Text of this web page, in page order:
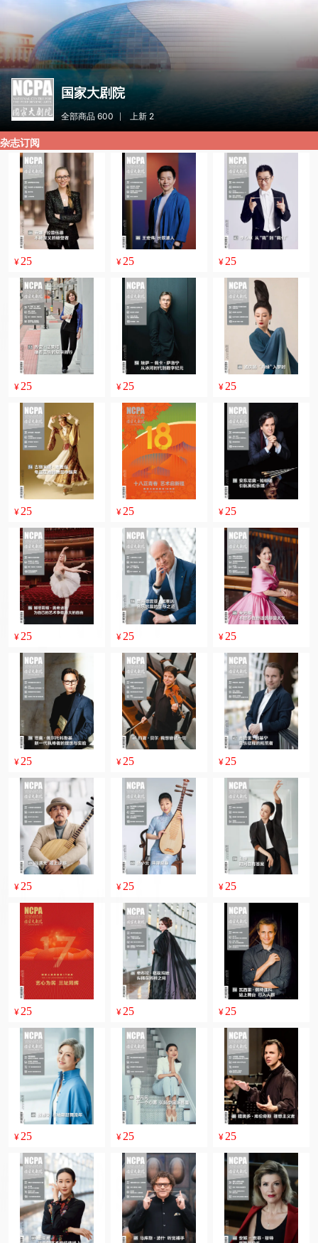
国家大剧院
全部商品 600 上新 2
杂志订阅
¥ 25 ¥ 25 ¥ 25
¥ 25 ¥ 25 ¥ 25
¥ 25 ¥ 25 ¥ 25
¥ 25 ¥ 25 ¥ 25
¥ 25 ¥ 25 ¥ 25
¥ 25 ¥ 25 ¥ 25
¥ 25 ¥ 25 ¥ 25
¥ 25 ¥ 25 ¥ 25